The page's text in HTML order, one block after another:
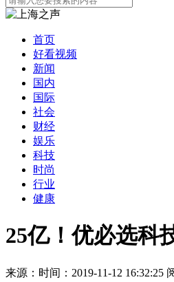
首页
好看视频
新闻
国内
国际
社会
财经
娱乐
科技
时尚
行业
健康
25亿！优必选科
来源： 时间：2019-11-12 16:32:25